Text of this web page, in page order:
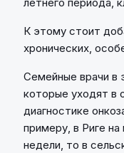
летнего периода,
К этому стоит
хронических,
Семейные врачи в
которые уходят в
диагностике
примеру, в Риге
недели, то в